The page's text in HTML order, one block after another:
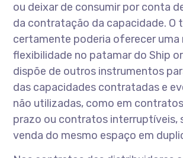
ou deixar de consumir por conta
da contratação da capacidade. O
certamente poderia oferecer uma
flexibilidade no patamar do Ship
dispõe de outros instrumentos
das capacidades contratadas e
não utilizadas, como em
prazo ou contratos interruptíveis,
venda do mesmo espaço em